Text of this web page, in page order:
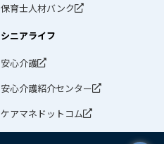
保育士人材バンク
シニアライフ
安心介護
安心介護紹介センター
ケアマネドットコム